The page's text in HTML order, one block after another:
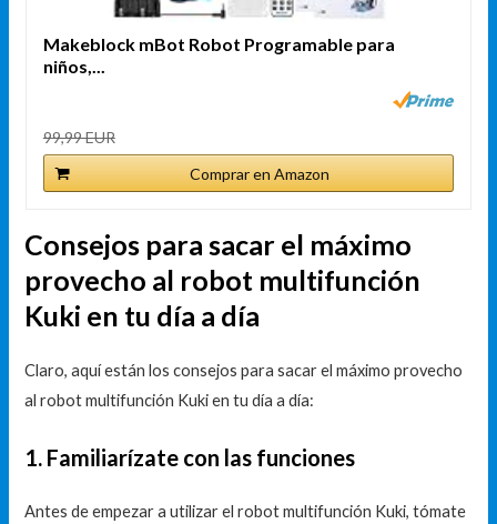
Makeblock mBot Robot Programable para
niños,...
99,99 EUR
Comprar en Amazon
Consejos para sacar el máximo
provecho al robot multifunción
Kuki en tu día a día
Claro, aquí están los consejos para sacar el máximo provecho
al robot multifunción Kuki en tu día a día:
1. Familiarízate con las funciones
Antes de empezar a utilizar el robot multifunción Kuki, tómate